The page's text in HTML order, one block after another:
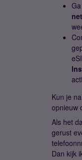
Kun je
opnieuw
Als het
gerust
Dan kijk